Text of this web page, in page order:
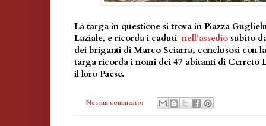
La targa in questione si trova in Piazza
Laziale, e ricorda i caduti nell'assedio subito
dei briganti di Marco Sciarra, conclusosi con
targa ricorda i nomi dei 47 abitanti di Cerreto
il loro Paese.
Nessun commento: